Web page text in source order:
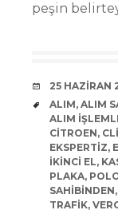
peşin
DATE
25 HAZIRAN
TAGS
ALIM, ALIM
ALIM
CITROEN,
EKSPERTIZ,
IKINCI EL,
PLAKA,
SAHIBINDEN,
TRAFIK,